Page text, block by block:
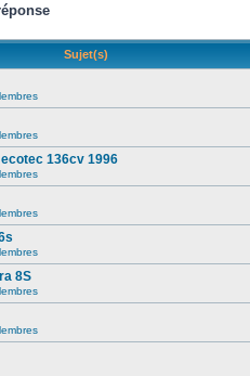
Sujet(s)
136cv 1996
8S